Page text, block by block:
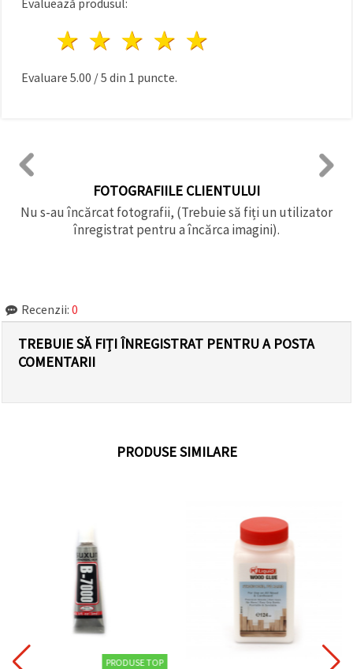
4 stele
3 stele
2 stele
1 stea
Evaluare 5.00 /5 din 1 puncte.
FOTOGRAFIILE CLIENTULUI
Nu s-au încărcat fotografii, (Trebuie să fiți un utilizator
înregistrat pentru a încărca imagini).
Recenzii: 0
TREBUIE SĂ FIȚI ÎNREGISTRAT PENTRU A POSTA
COMENTARII
PRODUSE SIMILARE
PRODUSE TOP